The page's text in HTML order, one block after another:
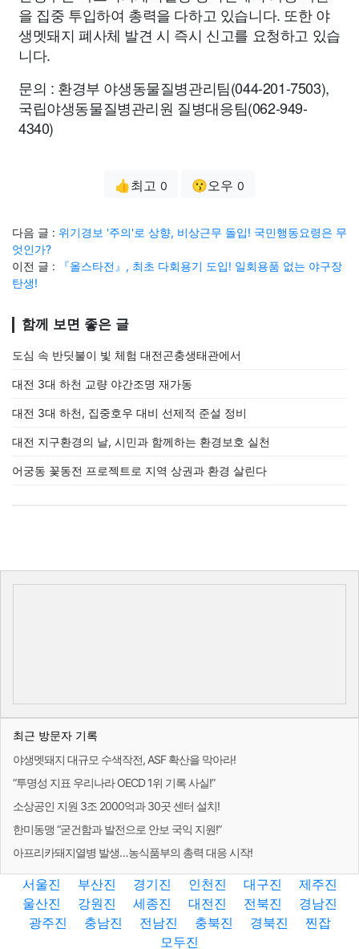
을 집중 투입하여 총력을 다하고 있습니다. 또한 야
생멧돼지 폐사체 발견 시 즉시 신고를 요청하고 있습
니다.
문의 : 환경부 야생동물질병관리팀(044-201-7503),
국립야생동물질병관리원 질병대응팀(062-949-
4340)
👍최고 0 😗오우 0
다음 글 : 위기경보 '주의'로 상향, 비상근무 돌입! 국민행동요령은 무
엇인가?
이전 글 :
『올스타전』, 최초 다회용기 도입! 일회용품 없는 야구장
탄생!
함께 보면 좋은 글
도심 속 반딧불이 빛 체험 대전곤충생태관에서
대전 3대 하천 교량 야간조명 재가동
대전 3대 하천, 집중호우 대비 선제적 준설 정비
대전 지구환경의 날, 시민과 함께하는 환경보호 실천
어궁동 꽃동전 프로젝트로 지역 상권과 환경 살린다
최근 방문자 기록
야생멧돼지 대규모 수색작전, ASF 확산을 막아라!
“투명성 지표 우리나라 OECD 1위 기록 사실!”
소상공인 지원 3조 2000억과 30곳 센터 설치!
한미동맹 “굳건함과 발전으로 안보 국익 지원!”
아프리카돼지열병 발생…농식품부의 총력 대응 시작!
서울진 부산진 경기진 인천진 대구진
제주진
울산진
강원진 세종진 대전진 전북진
경남진
광주진
충남진 전남진 충북진 경북진
찐잡
모두진